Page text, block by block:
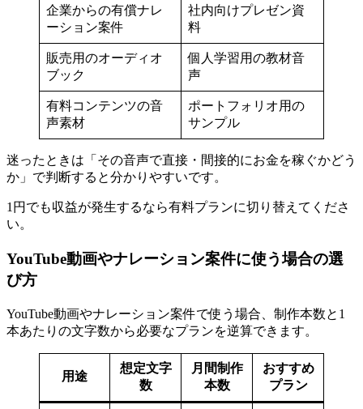
企業からの有償ナレ
ーション案件
社内向けプレゼン資
料
販売用のオーディオ
ブック
個人学習用の教材音
声
有料コンテンツの音
声素材
ポートフォリオ用の
サンプル
迷ったときは「その音声で直接・間接的にお金を稼ぐかどう
か」で判断すると分かりやすいです。
1円でも収益が発生するなら有料プランに切り替えてくださ
い。
YouTube動画やナレーション案件に使う場合の選
び方
YouTube動画やナレーション案件で使う場合、制作本数と1
本あたりの文字数から必要なプランを逆算できます。
用途
想定文字
数
月間制作
本数
おすすめ
プラン